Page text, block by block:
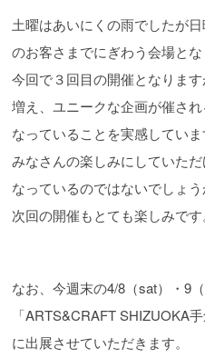
土曜はあいにくの雨でしたが
のお客さまでにぎわう会場とな
今回で３回目の開催となりま
増え、ユニークな企画が催さ
なっていることを実感していま
みなさんの楽しみにしていた
なっているのではないでしょう
次回の開催もとても楽しみです
なお、今週末の4/8（sat）・9
「ARTS&CRAFT SHIZUOKA
に出展させていただきます。